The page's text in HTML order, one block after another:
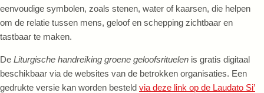
eenvoudige symbolen, zoals stenen, water of kaarsen, die helpen
om de relatie tussen mens, geloof en schepping zichtbaar en
tastbaar te maken.
De Liturgische handreiking groene geloofsrituelen is gratis digitaal
beschikbaar via de websites van de betrokken organisaties. Een
gedrukte versie kan worden besteld via deze link op de Laudato Si’